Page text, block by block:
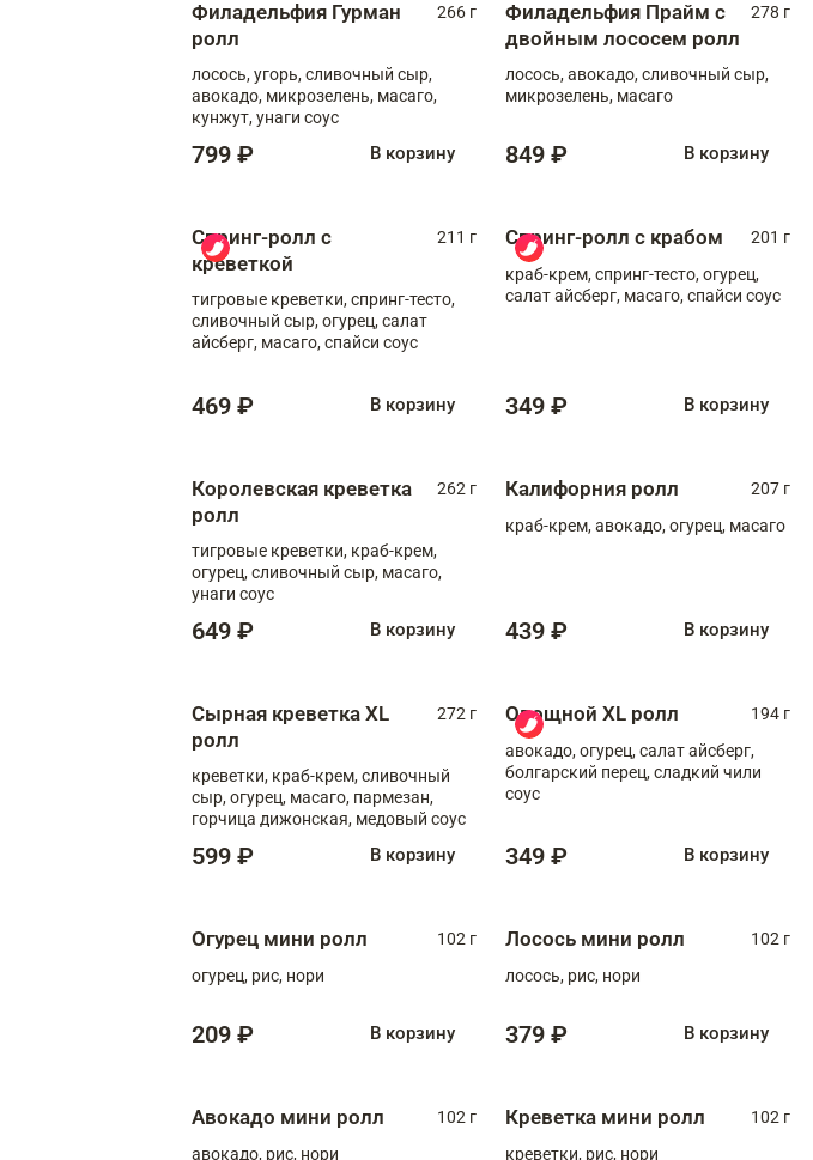
Филадельфия Гурман
ролл
266 г
лосось, угорь, сливочный сыр,
авокадо, микрозелень, масаго,
кунжут, унаги соус
799 ₽ В корзину
Филадельфия Прайм с
двойным лососем ролл
278 г
лосось, авокадо, сливочный сыр,
микрозелень, масаго
849 ₽ В корзину
Спринг-ролл с
креветкой
211 г
тигровые креветки, спринг-тесто,
сливочный сыр, огурец, салат
айсберг, масаго, спайси соус
469 ₽ В корзину
Спринг-ролл с крабом
201 г
краб-крем, спринг-тесто, огурец,
салат айсберг, масаго, спайси соус
349 ₽ В корзину
Королевская креветка
ролл
262 г
тигровые креветки, краб-крем,
огурец, сливочный сыр, масаго,
унаги соус
649 ₽ В корзину
Калифорния ролл
207 г
краб-крем, авокадо, огурец, масаго
439 ₽ В корзину
Сырная креветка XL
ролл
272 г
креветки, краб-крем, сливочный
сыр, огурец, масаго, пармезан,
горчица дижонская, медовый соус
599 ₽ В корзину
Овощной XL ролл
194 г
авокадо, огурец, салат айсберг,
болгарский перец, сладкий чили
соус
349 ₽ В корзину
Огурец мини ролл
102 г
огурец, рис, нори
209 ₽ В корзину
Лосось мини ролл
102 г
лосось, рис, нори
379 ₽ В корзину
Авокадо мини ролл
102 г
авокадо, рис, нори
Креветка мини ролл
102 г
креветки, рис, нори